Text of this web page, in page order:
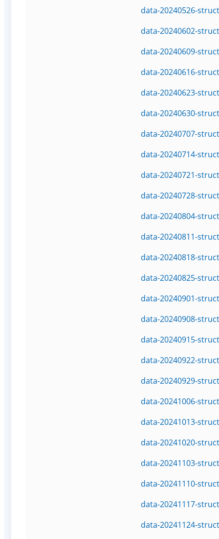
data-20240526-
data-20240602-
data-20240609-
data-20240616-
data-20240623-
data-20240630-
data-20240707-
data-20240714-
data-20240721-
data-20240728-
data-20240804-
data-20240811-
data-20240818-
data-20240825-
data-20240901-
data-20240908-
data-20240915-
data-20240922-
data-20240929-
data-20241006-
data-20241013-
data-20241020-
data-20241103-
data-20241110-
data-20241117-
data-20241124-